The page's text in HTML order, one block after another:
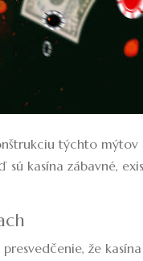
týchto
sú kasína zábavné,
že